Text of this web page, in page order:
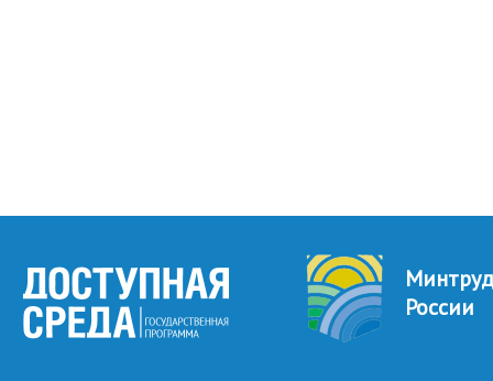
Минтруд
России